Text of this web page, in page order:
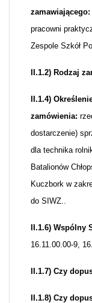
zamawiającego:
pracowni
Zespole Szkół
II.1.2) Rodzaj
II.1.4)
zamówienia:
dostarczenie)
dla technika
Batalionów
Kuczbork w
do SIWZ..
II.1.6) Wspólny
16.11.00.00-9,
II.1.7) Czy
II.1.8) Czy